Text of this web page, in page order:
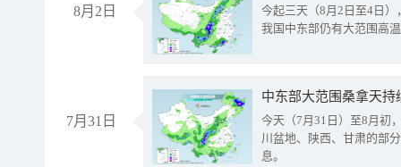
8月2日
今起三天（8月2日至4日
我国中东部仍有大范围高
7月31日
中东部大范围桑拿天
今天（7月31日）至8月初
川盆地、陕西、甘肃的部
息。